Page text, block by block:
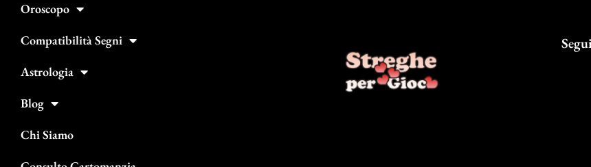
Oroscopo
Compatibilità Segni
Astrologia
Blog
Chi Siamo